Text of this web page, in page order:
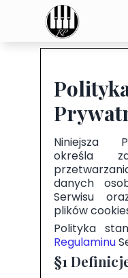
Niniejsza
określa
danych
Serwisu
plików
Polityka
Regulaminu
§1